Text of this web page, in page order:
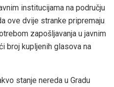
institucijama na području
ove dvije stranke pripremaju
zapošljavanja u javnim
broj kupljenih glasova na
stanje nereda u Gradu